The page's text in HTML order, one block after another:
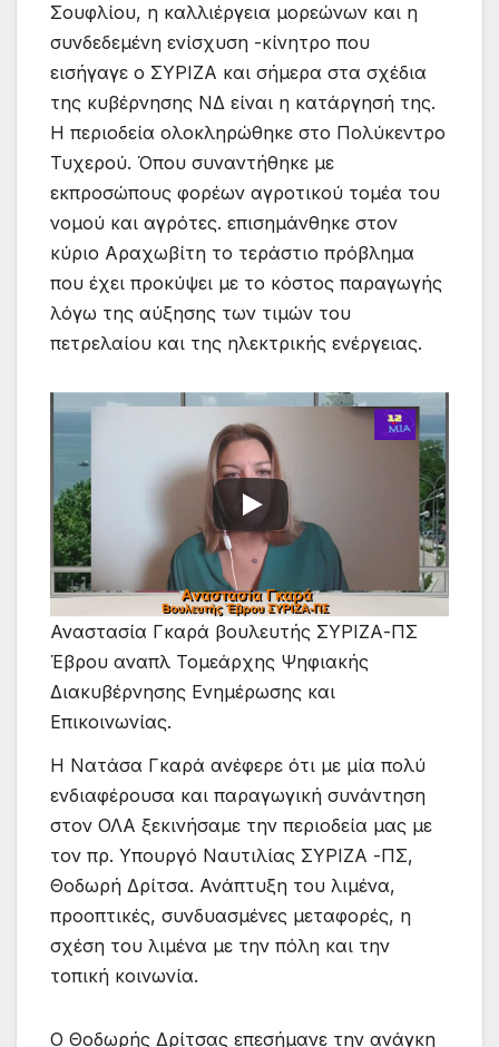
Σουφλίου, η καλλιέργεια μορεώνων και η
συνδεδεμένη ενίσχυση -κίνητρο που
εισήγαγε ο ΣΥΡΙΖΑ και σήμερα στα σχέδια
της κυβέρνησης ΝΔ είναι η κατάργησή της.
H περιοδεία ολοκληρώθηκε στο Πολύκεντρο
Τυχερού. Όπου συναντήθηκε με
εκπροσώπους φορέων αγροτικού τομέα του
νομού και αγρότες. επισημάνθηκε στον
κύριο Αραχωβίτη το τεράστιο πρόβλημα
που έχει προκύψει με το κόστος παραγωγής
λόγω της αύξησης των τιμών του
πετρελαίου και της ηλεκτρικής ενέργειας.
Αναστασία Γκαρά βουλευτής ΣΥΡΙΖΑ-ΠΣ
Έβρου αναπλ Τομεάρχης Ψηφιακής
Διακυβέρνησης Ενημέρωσης και
Επικοινωνίας.
Η Νατάσα Γκαρά ανέφερε ότι με μία πολύ
ενδιαφέρουσα και παραγωγική συνάντηση
στον ΟΛΑ ξεκινήσαμε την περιοδεία μας με
τον πρ. Υπουργό Ναυτιλίας ΣΥΡΙΖΑ -ΠΣ,
Θοδωρή Δρίτσα. Ανάπτυξη του λιμένα,
προοπτικές, συνδυασμένες μεταφορές, η
σχέση του λιμένα με την πόλη και την
τοπική κοινωνία.
Ο Θοδωρής Δρίτσας επεσήμανε την ανάγκη